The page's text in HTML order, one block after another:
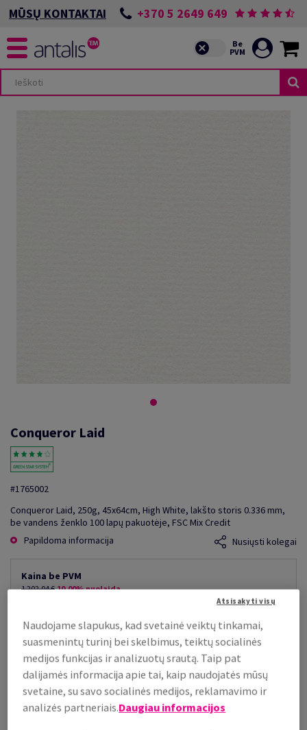
MŪSŲ KONTAKTAI +370 5 2649 649
Conqueror Laid
#1765002
Conqueror Laid, 250g, 45x64cm, High White, lakšto storis 0.336 mm,
be vandens ženklo 100 lapų pakuotėje, FSC Mix Credit
Papildoma informacija
Nusiųsti kolegai
Kaina be PVM
1 202,04 € 10,00% nuolaida
už 1 000 lap.
(72 kg )
PALAIKOMA SANDĖLYJE
Kiekių palyginimas
lap.
Naudojame slapukus, kad svetainė veiktų tinkamai,
suasmenintų turinį bei skelbimus, teiktų socialinės
medijos funkcijas ir analizuotų srautą. Taip pat
dalijamės informacija apie tai, kaip naudojatės mūsų
svetaine, su savo socialinės medijos, reklamavimo ir
analizės partneriais.Daugiau informacijos
Atsisakyti visų